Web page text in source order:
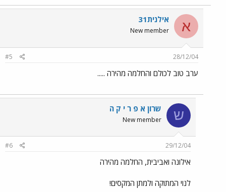
א אילנית31
New member
28/12/04
#5
ערב טוב לכולם והחלמה מהירה .....
ש שרון א פ ר י ק ה
New member
29/12/04
#6
אילונה ואביבית, החלמה מהירה
לנוי המתוקה ולמתן המקסים!